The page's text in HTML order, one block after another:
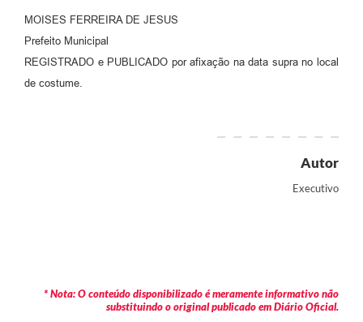
MOISES FERREIRA DE JESUS
Prefeito Municipal
REGISTRADO e PUBLICADO por afixação na data supra no local
de costume.
Autor
Executivo
* Nota: O conteúdo disponibilizado é meramente informativo não
substituindo o original publicado em Diário Oficial.